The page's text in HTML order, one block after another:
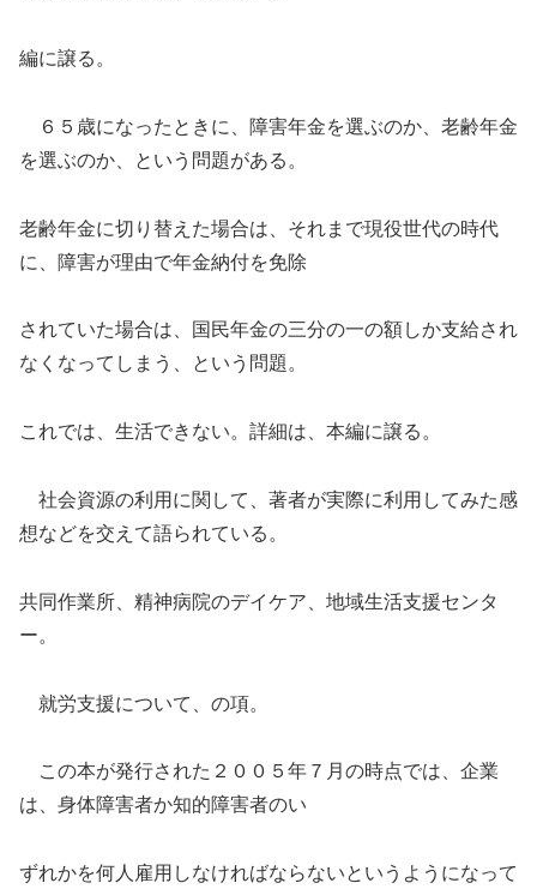
編に譲る。
６５歳になったときに、障害年金を選ぶのか、老齢年金
を選ぶのか、という問題がある。
老齢年金に切り替えた場合は、それまで現役世代の時代
に、障害が理由で年金納付を免除
されていた場合は、国民年金の三分の一の額しか支給され
なくなってしまう、という問題。
これでは、生活できない。詳細は、本編に譲る。
社会資源の利用に関して、著者が実際に利用してみた感
想などを交えて語られている。
共同作業所、精神病院のデイケア、地域生活支援センタ
ー。
就労支援について、の項。
この本が発行された２００５年７月の時点では、企業
は、身体障害者か知的障害者のい
ずれかを何人雇用しなければならないというようになって